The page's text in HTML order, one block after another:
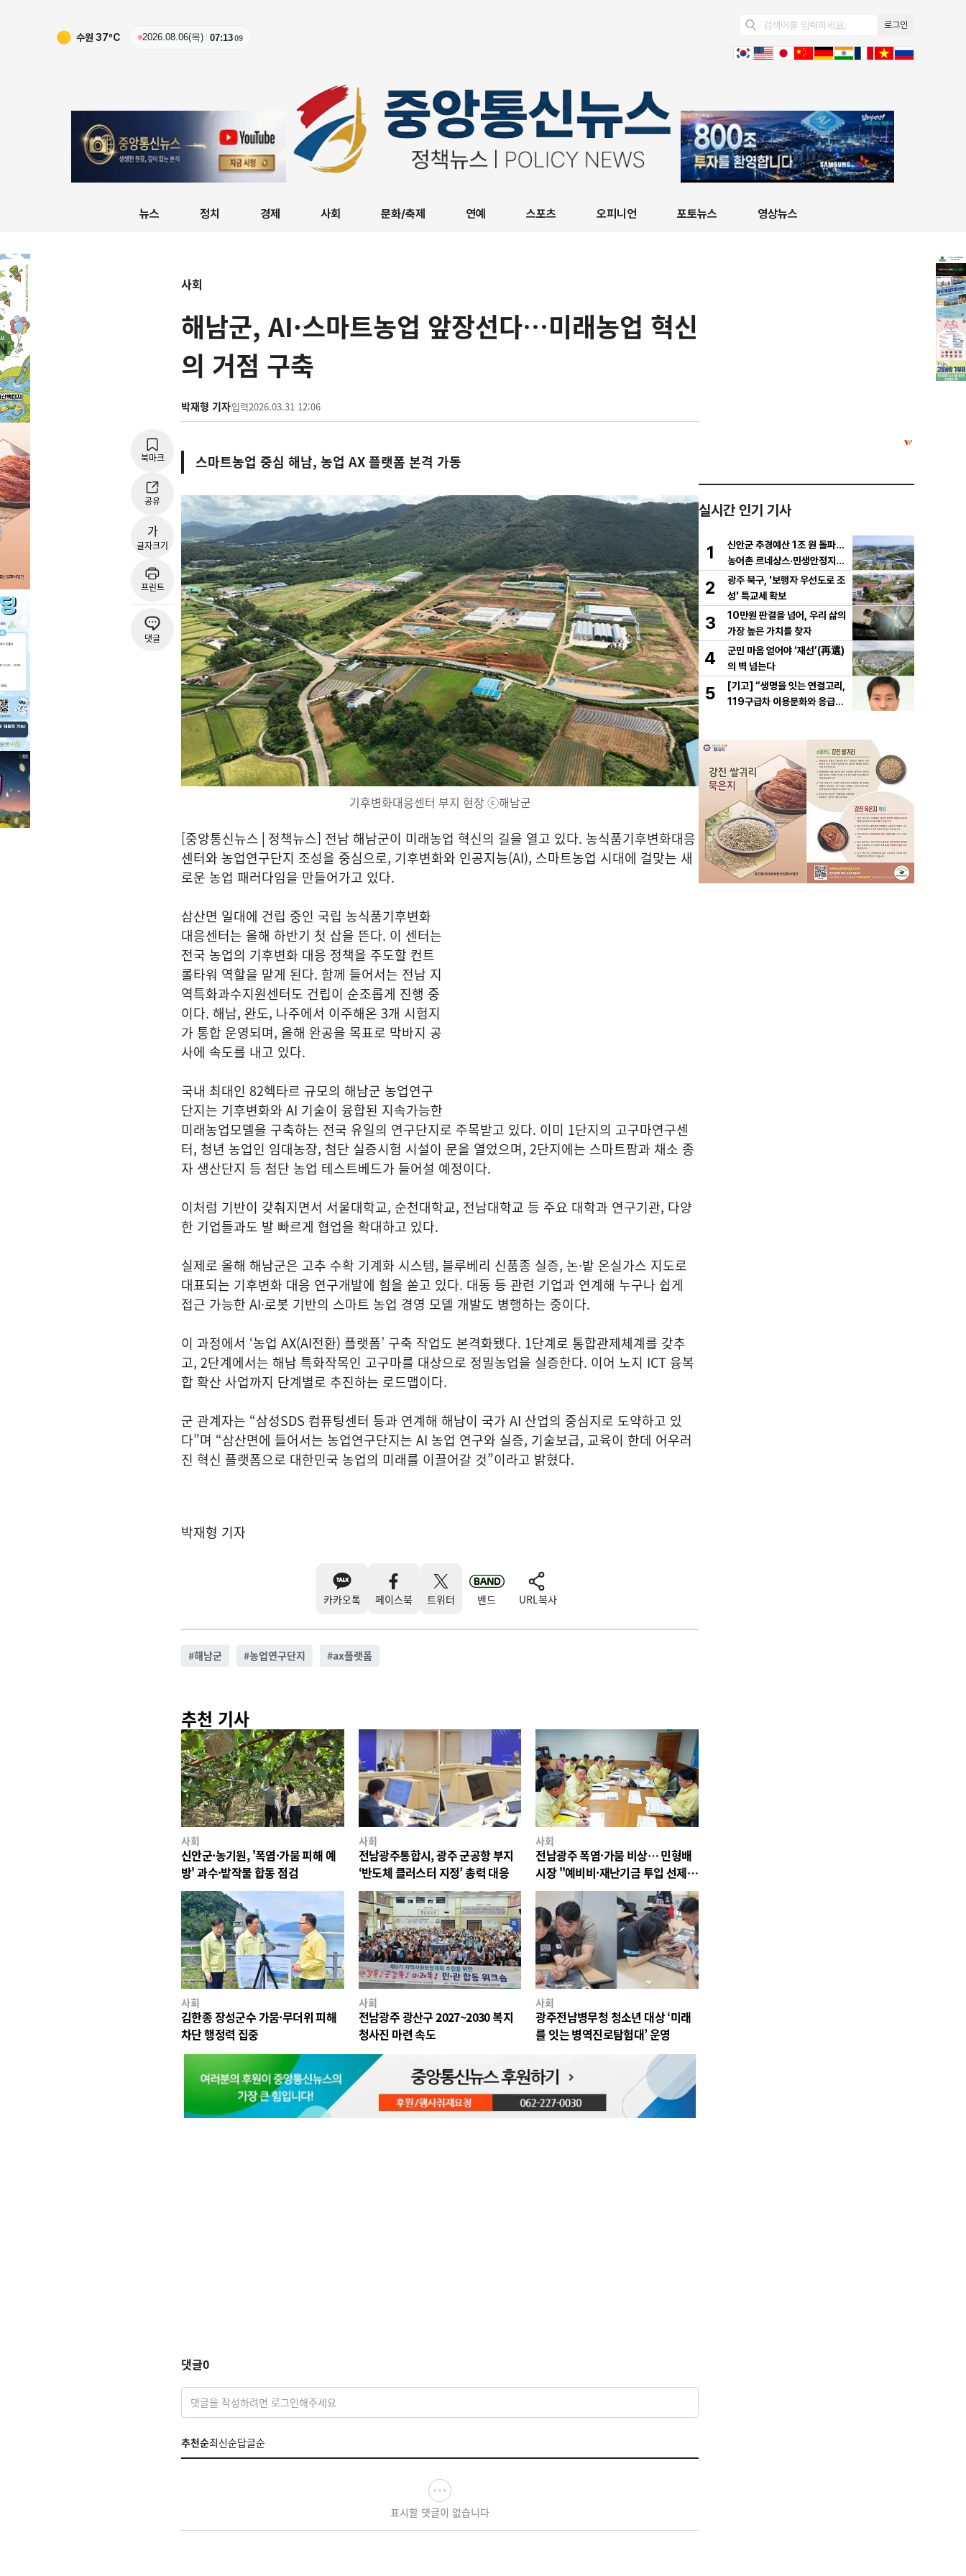
청주 36ºC 2026.08.06(목) 07:13 10
로그인
뉴스 정치 경제 사회 문화/축제 연예 스포츠 오피니언 포토뉴스 영상뉴스
사회
해남군, AI·스마트농업 앞장선다…미래농업 혁신
의 거점 구축
박재형 기자입력2026.03.31 12:06
북마크
공유
가
글자크기
프린트
댓글
스마트농업 중심 해남, 농업 AX 플랫폼 본격 가동
기후변화대응센터 부지 현장 ⓒ해남군
[중앙통신뉴스│정책뉴스] 전남 해남군이 미래농업 혁신의 길을 열고 있다. 농식품기후변화대응
센터와 농업연구단지 조성을 중심으로, 기후변화와 인공지능(AI), 스마트농업 시대에 걸맞는 새
로운 농업 패러다임을 만들어가고 있다.
삼산면 일대에 건립 중인 국립 농식품기후변화
대응센터는 올해 하반기 첫 삽을 뜬다. 이 센터는
전국 농업의 기후변화 대응 정책을 주도할 컨트
롤타워 역할을 맡게 된다. 함께 들어서는 전남 지
역특화과수지원센터도 건립이 순조롭게 진행 중
이다. 해남, 완도, 나주에서 이주해온 3개 시험지
가 통합 운영되며, 올해 완공을 목표로 막바지 공
사에 속도를 내고 있다.
국내 최대인 82헥타르 규모의 해남군 농업연구
단지는 기후변화와 AI 기술이 융합된 지속가능한
미래농업모델을 구축하는 전국 유일의 연구단지로 주목받고 있다. 이미 1단지의 고구마연구센
터, 청년 농업인 임대농장, 첨단 실증시험 시설이 문을 열었으며, 2단지에는 스마트팜과 채소 종
자 생산단지 등 첨단 농업 테스트베드가 들어설 예정이다.
이처럼 기반이 갖춰지면서 서울대학교, 순천대학교, 전남대학교 등 주요 대학과 연구기관, 다양
한 기업들과도 발 빠르게 협업을 확대하고 있다.
실제로 올해 해남군은 고추 수확 기계화 시스템, 블루베리 신품종 실증, 논·밭 온실가스 지도로
대표되는 기후변화 대응 연구개발에 힘을 쏟고 있다. 대동 등 관련 기업과 연계해 누구나 쉽게
접근 가능한 AI·로봇 기반의 스마트 농업 경영 모델 개발도 병행하는 중이다.
이 과정에서 ‘농업 AX(AI전환) 플랫폼’ 구축 작업도 본격화됐다. 1단계로 통합관제체계를 갖추
고, 2단계에서는 해남 특화작목인 고구마를 대상으로 정밀농업을 실증한다. 이어 노지 ICT 융복
합 확산 사업까지 단계별로 추진하는 로드맵이다.
군 관계자는 “삼성SDS 컴퓨팅센터 등과 연계해 해남이 국가 AI 산업의 중심지로 도약하고 있
다”며 “삼산면에 들어서는 농업연구단지는 AI 농업 연구와 실증, 기술보급, 교육이 한데 어우러
진 혁신 플랫폼으로 대한민국 농업의 미래를 이끌어갈 것”이라고 밝혔다.
박재형 기자
카카오톡 페이스북 트위터 밴드 URL복사
#해남군 #농업연구단지 #ax플랫폼
추천 기사
사회
신안군·농기원, '폭염·가뭄 피해 예
방' 과수·밭작물 합동 점검
사회
전남광주통합시, 광주 군공항 부지
‘반도체 클러스터 지정’ 총력 대응
사회
전남광주 폭염·가뭄 비상… 민형배
시장 "예비비·재난기금 투입 선제
대응"
사회
김한종 장성군수 가뭄·무더위 피해
차단 행정력 집중
사회
전남광주 광산구 2027~2030 복지
청사진 마련 속도
사회
광주전남병무청 청소년 대상 ‘미래
를 잇는 병역진로탐험대’ 운영
댓글0
댓글을 작성하려면 로그인해주세요
추천순최신순답글순
표시할 댓글이 없습니다
실시간 인기 기사
1
신안군 추경예산 1조 원 돌파…
농어촌 르네상스·민생안정지원
금 집중 편성
2
광주 북구, '보행자 우선도로 조
성' 특교세 확보
3
10만원 판결을 넘어, 우리 삶의
가장 높은 가치를 찾자
4
군민 마음 얻어야 ‘재선’(再選)
의 벽 넘는다
5
[기고] “생명을 잇는 연결고리,
119구급차 이용문화와 응급처